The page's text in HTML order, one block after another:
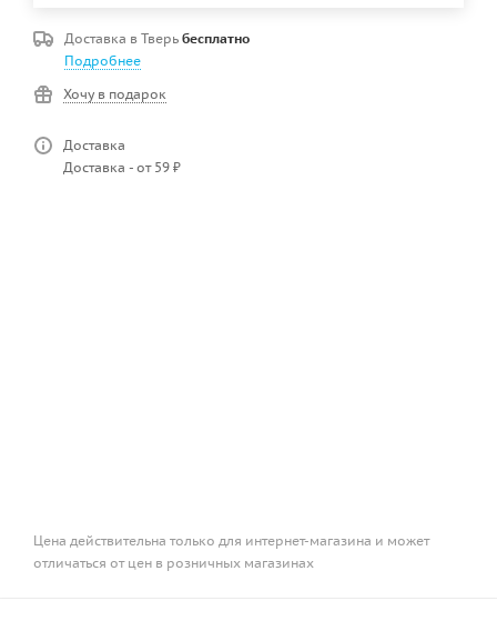
Доставка в Тверь бесплатно
Подробнее
Хочу в подарок
Доставка
Доставка - от 59 ₽
Цена действительна только для интернет-магазина и может
отличаться от цен в розничных магазинах